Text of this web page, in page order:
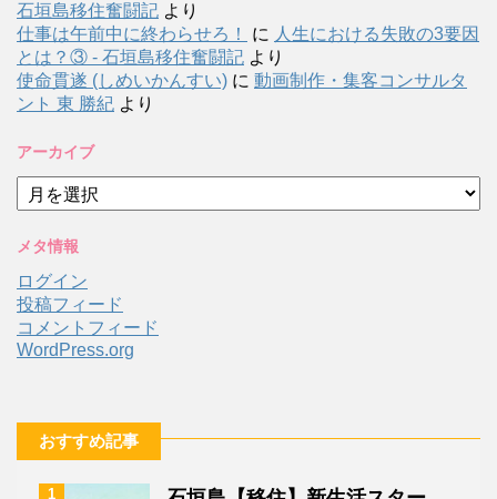
石垣島移住奮闘記 より
仕事は午前中に終わらせろ！
に 人生における失敗の3要因
とは？③ - 石垣島移住奮闘記 より
使命貫遂 (しめいかんすい) に 動画制作・集客コンサルタ
ント 東 勝紀 より
アーカイブ
ア
ー
イ
ブ
メタ情報
ログイン
投稿フィード
コメントフィード
WordPress.org
おすすめ記事
1